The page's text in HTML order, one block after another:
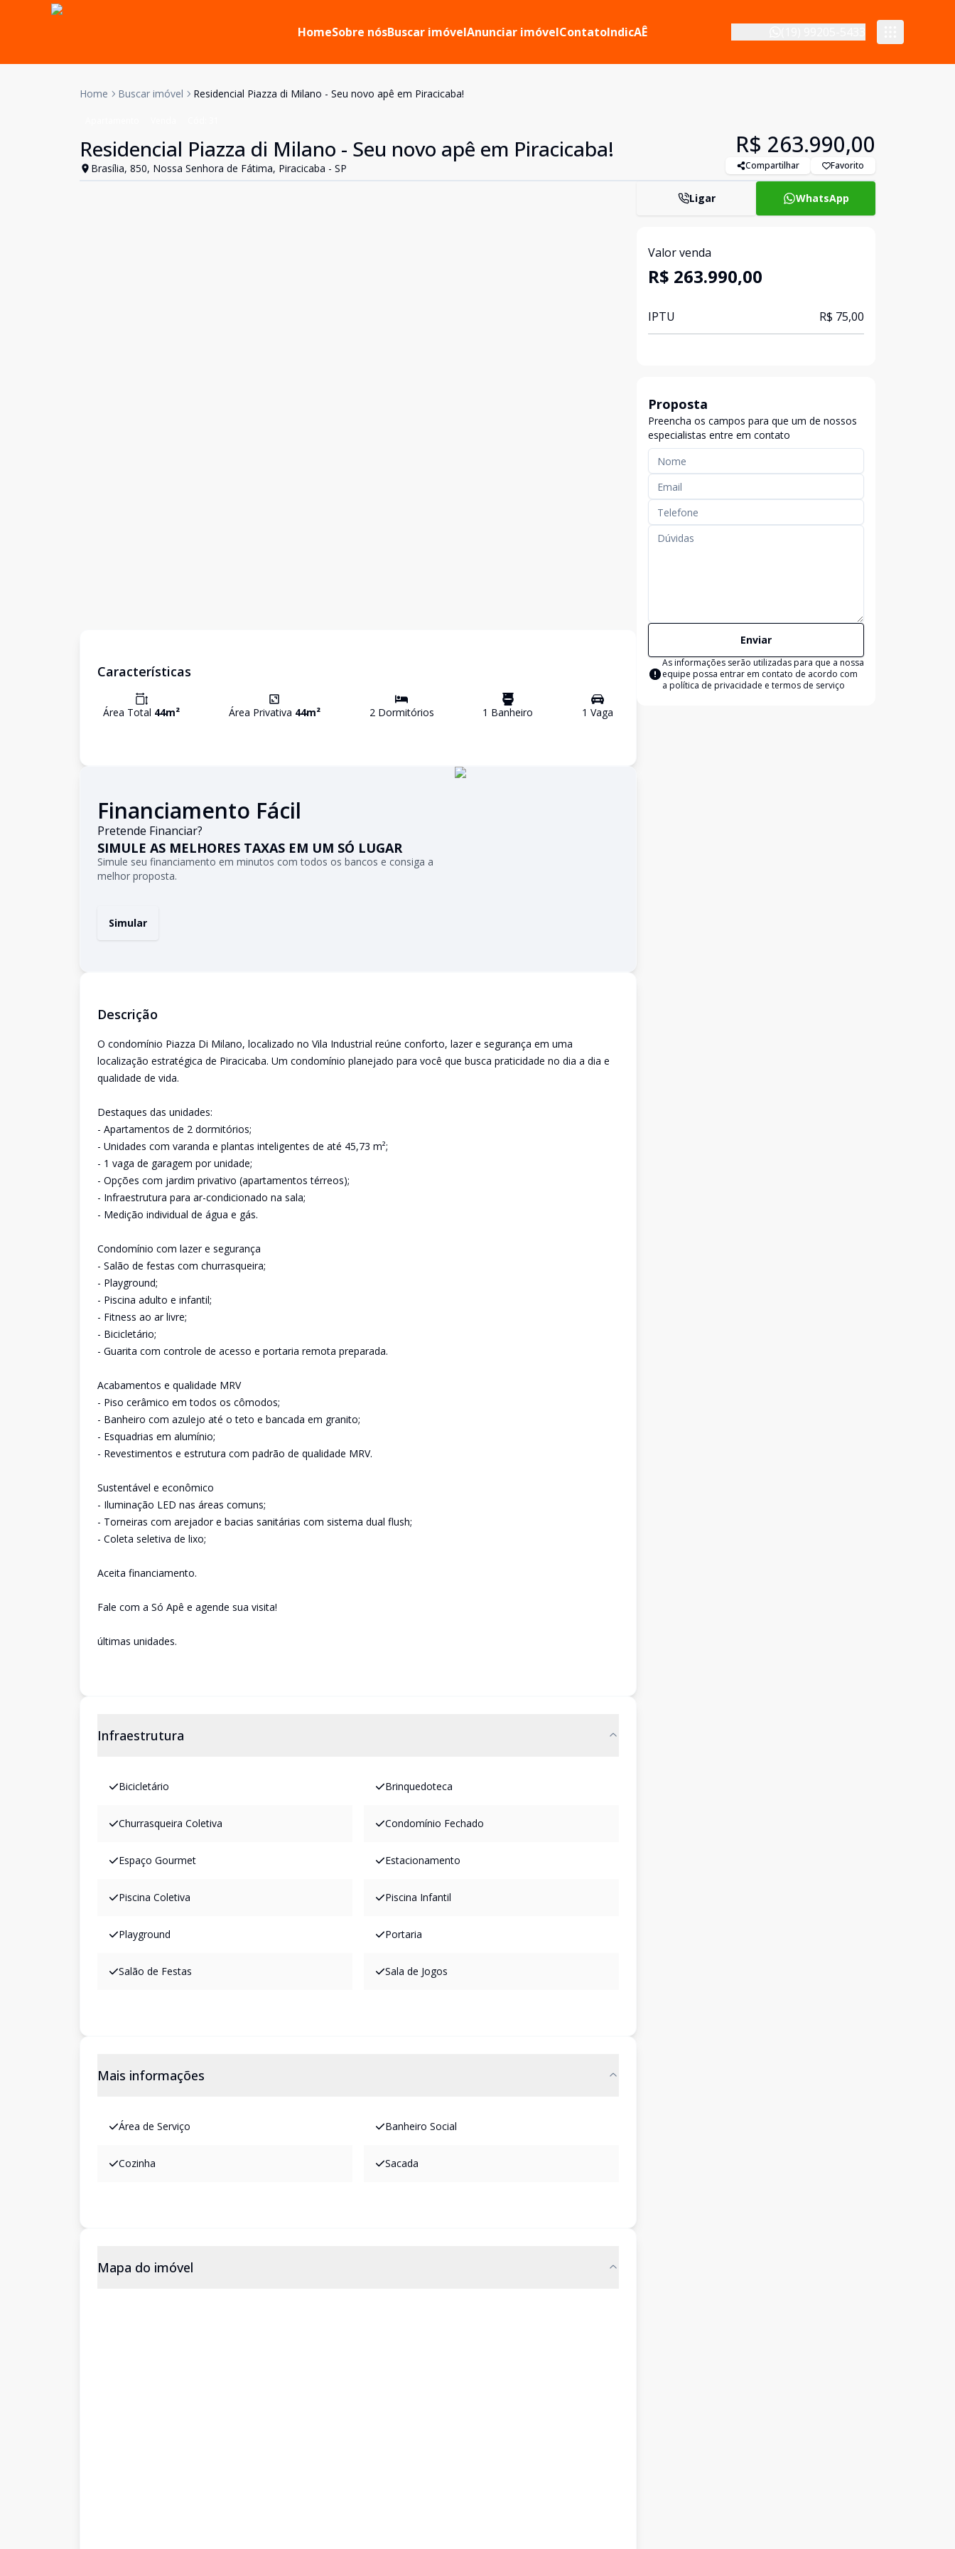
HomeSobre nósBuscar imóvelAnunciar imóvelContatoIndicAÊ
Home Buscar imóvel Residencial Piazza di Milano - Seu novo apê em Piracicaba!
Residencial Piazza di Milano - Seu novo apê em Piracicaba!
Brasília, 850, Nossa Senhora de Fátima, Piracicaba - SP
R$ 263.990,00
Compartilhar Favorito
Características
Área Total 44m² Área Privativa 44m² 2Dormitórios 1 Banheiro 1 Vaga
Financiamento Fácil
Pretende Financiar?
SIMULE AS MELHORES TAXAS EM UM SÓ LUGAR
Simule seu financiamento em minutos com todos os bancos e consiga a
melhor proposta.
Simular
Descrição
O condomínio Piazza Di Milano, localizado no Vila Industrial reúne conforto, lazer e segurança em uma
localização estratégica de Piracicaba. Um condomínio planejado para você que busca praticidade no dia a dia e
qualidade de vida.
Destaques das unidades:
- Apartamentos de 2 dormitórios;
- Unidades com varanda e plantas inteligentes de até 45,73 m²;
- 1 vaga de garagem por unidade;
- Opções com jardim privativo (apartamentos térreos);
- Infraestrutura para ar-condicionado na sala;
- Medição individual de água e gás.
Condomínio com lazer e segurança
- Salão de festas com churrasqueira;
- Playground;
- Piscina adulto e infantil;
- Fitness ao ar livre;
- Bicicletário;
- Guarita com controle de acesso e portaria remota preparada.
Acabamentos e qualidade MRV
- Piso cerâmico em todos os cômodos;
- Banheiro com azulejo até o teto e bancada em granito;
- Esquadrias em alumínio;
- Revestimentos e estrutura com padrão de qualidade MRV.
Sustentável e econômico
- Iluminação LED nas áreas comuns;
- Torneiras com arejador e bacias sanitárias com sistema dual flush;
- Coleta seletiva de lixo;
Aceita financiamento.
Fale com a Só Apê e agende sua visita!
últimas unidades.
Infraestrutura
Bicicletário Brinquedoteca
Churrasqueira Coletiva Condomínio Fechado
Espaço Gourmet Estacionamento
Piscina Coletiva Piscina Infantil
Playground Portaria
Salão de Festas Sala de Jogos
Mais informações
Área de Serviço Banheiro Social
Cozinha Sacada
Mapa do imóvel
Ligar WhatsApp
Valor venda
R$ 263.990,00
IPTU R$ 75,00
Proposta
Preencha os campos para que um de nossos
especialistas entre em contato
Enviar
As informações serão utilizadas para que a nossa
equipe possa entrar em contato de acordo com
a política de privacidade e termos de serviço